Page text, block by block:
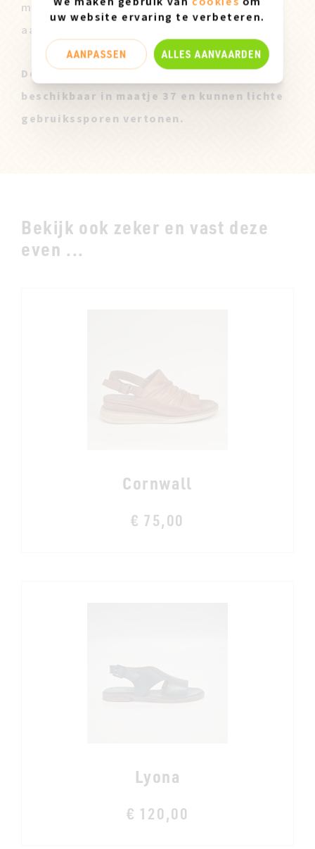
modellen worden dan ook achteraf te koop
aangeboden tegen een lagere prijs.
Deze Miz Mooz Stalen zijn enkel
beschikbaar in maatje 37 en kunnen lichte
gebruikssporen vertonen.
Bekijk ook zeker en vast deze
even ...
Cornwall
€ 75,00
Lyona
€ 120,00
uw website ervaring te verbeteren.
AANPASSEN ALLES AANVAARDEN